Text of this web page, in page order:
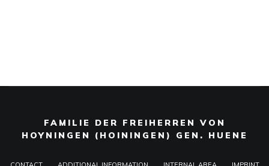
FAMILIE DER FREIHERREN VON
HOYNINGEN (HOININGEN) GEN. HUENE